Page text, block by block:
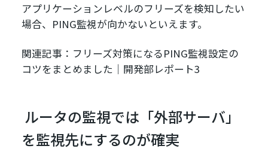
アプリケーションレベルのフリーズを検知したい
場合、PING監視が向かないといえます。
関連記事：フリーズ対策になるPING監視設定の
コツをまとめました｜開発部レポート3
ルータの監視では「外部サーバ」
を監視先にするのが確実